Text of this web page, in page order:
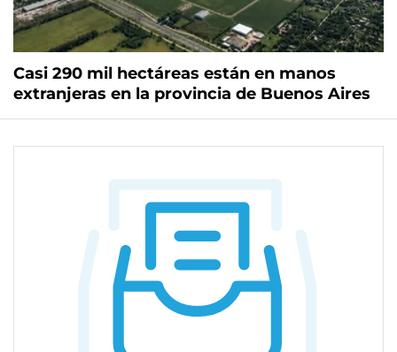
Casi 290 mil hectáreas están en manos
extranjeras en la provincia de Buenos Aires